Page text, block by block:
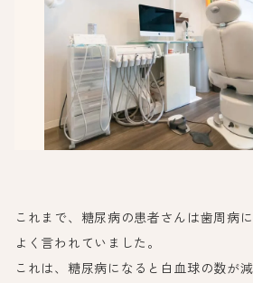
これまで、糖尿病の患者さんは歯周病
よく言われていました。
これは、糖尿病になると白血球の数が